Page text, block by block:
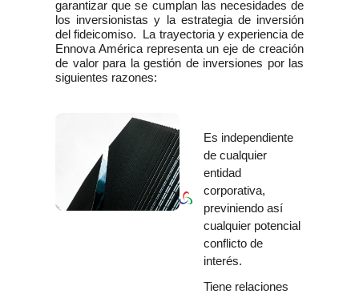
garantizar que se cumplan las necesidades de
los inversionistas y la estrategia de inversión
del fideicomiso. La trayectoria y experiencia de
Ennova América representa un eje de creación
de valor para la gestión de inversiones por las
siguientes razones:
Es independiente
de cualquier
entidad
corporativa,
previniendo así
cualquier potencial
conflicto de
interés.
Tiene relaciones